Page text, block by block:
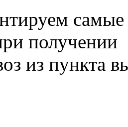
получении
из пункта